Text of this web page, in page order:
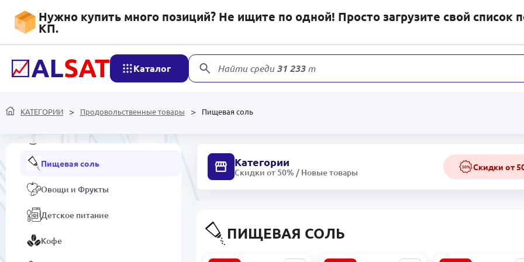
Нужно купить много позиций? Не ищите по одной! Просто загрузите свой список
КП.
Каталог Найти среди31 233товаров
КАТЕГОРИИ Продовольственные товары Пищевая соль
Маринованные продукты
семечки
Пищевая соль
Овощи и Фрукты
Детское питание
Кофе
Категории
Скидки от 50% / Новые товары
50% Скидки от
ПИЩЕВАЯ СОЛЬ